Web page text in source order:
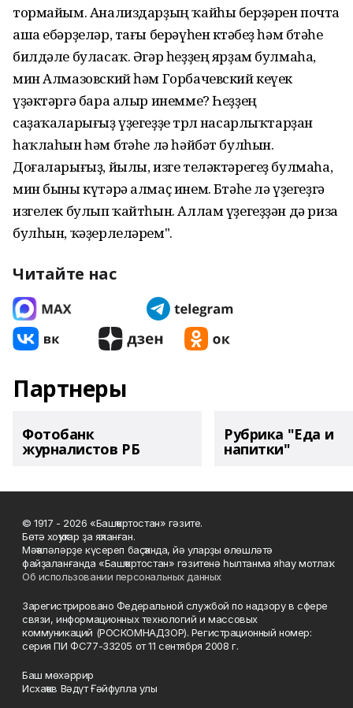
тормайым. Анализдарҙың ҡайһы берҙәрен почта
аша ебәрҙеләр, тағы берәүһен көтәбеҙ һәм бөтәһе
билдәле буласаҡ. Әгәр һеҙҙең ярҙам булмаһа,
мин Алмазовский һәм Горбачевский кеүек
үҙәктәргә бара алыр инемме? Һеҙҙең
саҙаҡаларығыҙ үҙегеҙҙе төрлө насарлыҡтарҙан
һаҡлаһын һәм бөтәһе лә һәйбәт булһын.
Доғаларығыҙ, йылы, изге теләктәрегеҙ булмаһа,
мин быны күтәрә алмаҫ инем. Бөтәһе лә үҙегеҙгә
изгелек булып ҡайтһын. Аллам үҙегеҙҙән дә риза
булһын, ҡәҙерлеләрем".
Читайте нас
Партнеры
Фотобанк
журналистов РБ
Рубрика "Еда и
напитки"
© 1917 - 2026 «Башҡортостан» гәзите.
Бөтә хоҡуҡтар ҙа яҡланған.
Мәҡәләләрҙе күсереп баҫҡанда, йә уларҙы өлөшләтә
файҙаланғанда «Башҡортостан» гәзитенә һылтанма яһау мотлаҡ.
Об использовании персональных данных
Зарегистрировано Федеральной службой по надзору в сфере
связи, информационных технологий и массовых
коммуникаций (РОСКОМНАДЗОР). Регистрационный номер:
серия ПИ ФС77-33205 от 11 сентября 2008 г.
Баш мөхәррир
Исхаҡов Вәдүт Ғәйфулла улы